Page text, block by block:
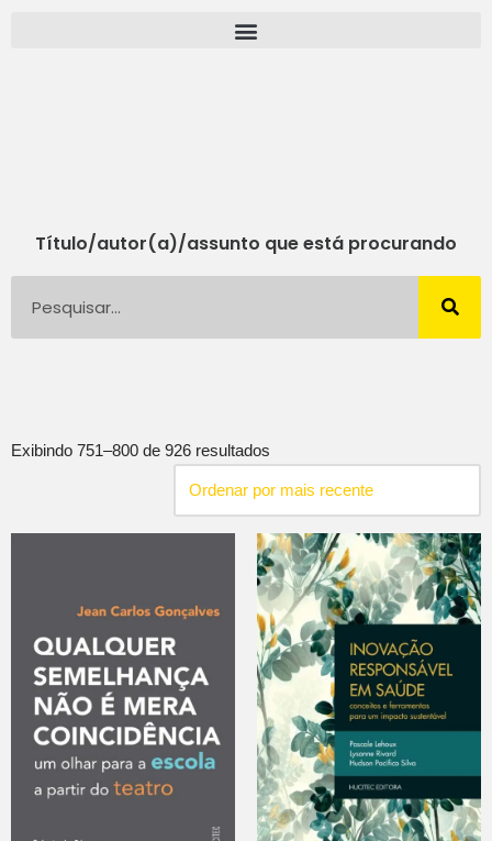
Título/autor(a)/assunto que está procurando
Exibindo 751–800 de 926 resultados